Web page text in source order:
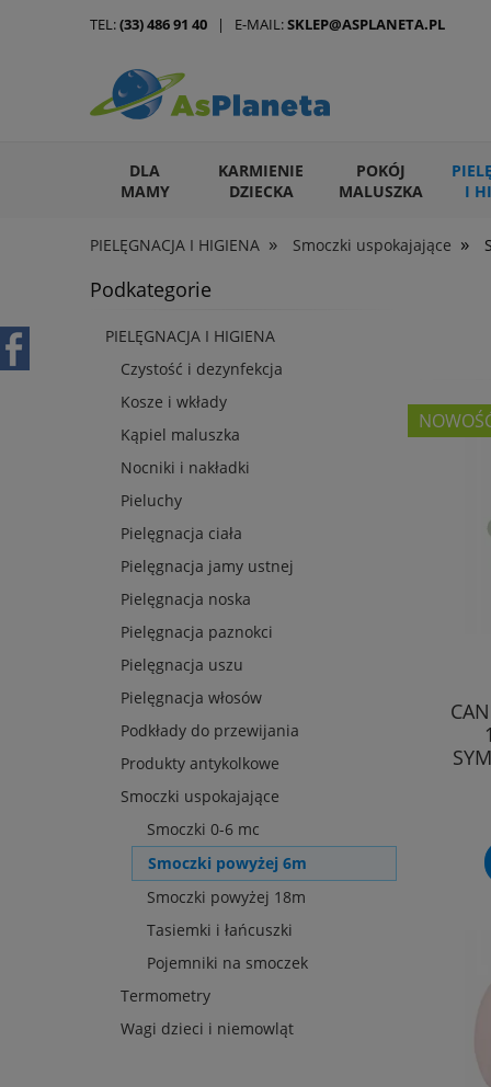
DLA
MAMY
KARMIENIE
DZIECKA
POKÓJ
MALUSZKA
I
ARTYKUŁY DLA ZWIERZĄT
PIELĘGNACJA I HIGIENA » Smoczki uspokajające »
TEL:(33) 486 91 40 | E-MAIL:SKLEP@ASPLANETA.PL
Podkategorie
PIELĘGNACJA I HIGIENA
Czystość i dezynfekcja
Kosze i wkłady
Kąpiel maluszka
Nocniki i nakładki
Pieluchy
Pielęgnacja ciała
Pielęgnacja jamy ustnej
Pielęgnacja noska
Pielęgnacja paznokci
Pielęgnacja uszu
Pielęgnacja włosów
Podkłady do przewijania
Produkty antykolkowe
Smoczki uspokajające
Smoczki 0-6 mc
Smoczki powyżej 6m
Smoczki powyżej 18m
Tasiemki i łańcuszki
Pojemniki na smoczek
Termometry
Wagi dzieci i niemowląt